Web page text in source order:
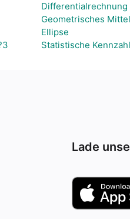
Differentialrechnung
Geometrisches Mittel
Ellipse
Statistische
Lade